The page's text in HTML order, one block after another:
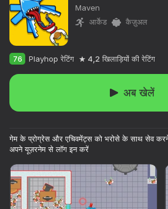
लोड हो रहा है
Maven
आर्केड
कैज़ुअल
76 Playhop रेटिंग 4,2 खिलाड़ियों की रेटिंग
अब खेलें
गेम के प्रोग्रेस और एचिवमेंट्स को भरोसे के साथ सेव
अपने यूज़रनेम से लॉग इन करें